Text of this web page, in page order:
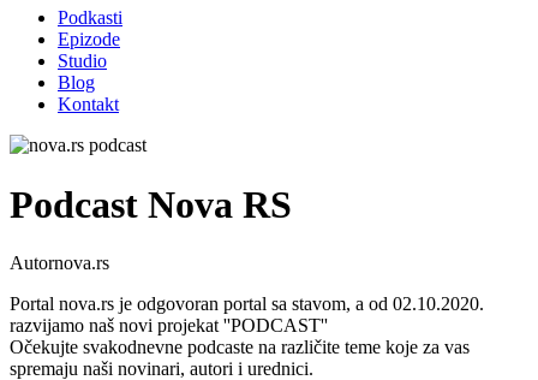
Podkasti
Epizode
Studio
Blog
Kontakt
Podcast Nova RS
Autornova.rs
Portal nova.rs je odgovoran portal sa stavom, a od 02.10.2020.
razvijamo naš novi projekat ''PODCAST''
Očekujte svakodnevne podcaste na različite teme koje za vas
spremaju naši novinari, autori i urednici.